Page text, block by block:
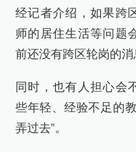
经记者介绍，如果跨
师的居住生活等问题
前还没有跨区轮岗的消
同时，也有人担心会
些年轻、经验不足的
弄过去”。